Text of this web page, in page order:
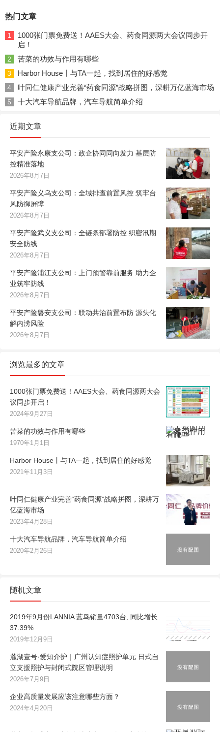
热门文章
1
1000张门票免费送！AAES大会、药食同源两大会议同步开
启！
2 苦菜的功效与作用有哪些
3 Harbor House丨与TA一起，找到居住的好感觉
4 叶同仁健康产业完善“药食同源”战略拼图，深耕万亿蓝海市场
5 十大汽车导航品牌，汽车导航简单介绍
近期文章
平安产险永康支公司：政企协同同向发力 基层防
控精准落地
2026年8月7日
平安产险义乌支公司：全域排查前置风控 筑牢台
风防御屏障
2026年8月7日
平安产险武义支公司：全链条部署防控 织密汛期
安全防线
2026年8月7日
平安产险浦江支公司：上门预警靠前服务 助力企
业筑牢防线
2026年8月7日
平安产险磐安支公司：联动共治前置布防 源头化
解内涝风险
2026年8月7日
浏览最多的文章
1000张门票免费送！AAES大会、药食同源两大会
议同步开启！
2024年9月27日
苦菜的功效与作用有哪些
1970年1月1日
Harbor House丨与TA一起，找到居住的好感觉
2021年11月3日
叶同仁健康产业完善“药食同源”战略拼图，深耕万
亿蓝海市场
2023年4月28日
十大汽车导航品牌，汽车导航简单介绍
2020年2月26日
随机文章
2019年9月份LANNIA 蓝鸟销量4703台, 同比增长
37.39%
2019年12月9日
麓湖壹号·爱知介护｜广州认知症照护单元 日式自
立支援照护与封闭式院区管理说明
2026年7月9日
企业高质量发展应该注意哪些方面？
2024年4月20日